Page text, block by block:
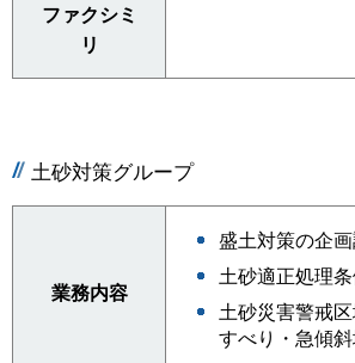
ファクシミ
リ
土砂対策グループ
業務内容
盛土対策の企
土砂適正処理
土砂災害警戒
すべり・急傾